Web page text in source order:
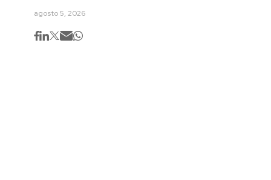
agosto 5, 2026